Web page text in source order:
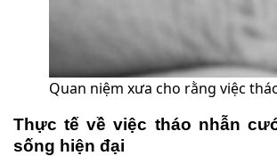
Quan niệm xưa cho rằng việc
Thực tế về việc tháo nhẫn
sống hiện đại